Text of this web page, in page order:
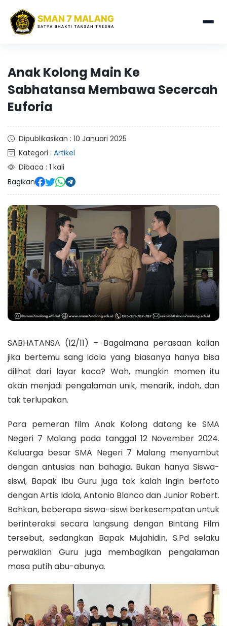
Anak Kolong Main Ke
Sabhatansa Membawa Secercah
Euforia
Dipublikasikan : 10 Januari 2025
Kategori : Artikel
Dibaca : 1 kali
Bagikan
SABHATANSA (12/11) – Bagaimana perasaan kalian
jika bertemu sang idola yang biasanya hanya bisa
dilihat dari layar kaca? Wah, mungkin momen itu
akan menjadi pengalaman unik, menarik, indah, dan
tak terlupakan.
Para pemeran film Anak Kolong datang ke SMA
Negeri 7 Malang pada tanggal 12 November 2024.
Keluarga besar SMA Negeri 7 Malang menyambut
dengan antusias nan bahagia. Bukan hanya Siswa-
siswi, Bapak Ibu Guru juga tak kalah ingin berfoto
dengan Artis Idola, Antonio Blanco dan Junior Robert.
Bahkan, beberapa siswa-siswi berkesempatan untuk
berinteraksi secara langsung dengan Bintang Film
tersebut, sedangkan Bapak Mujahidin, S.Pd selaku
perwakilan Guru juga membagikan pengalaman
masa putih abu-abunya.